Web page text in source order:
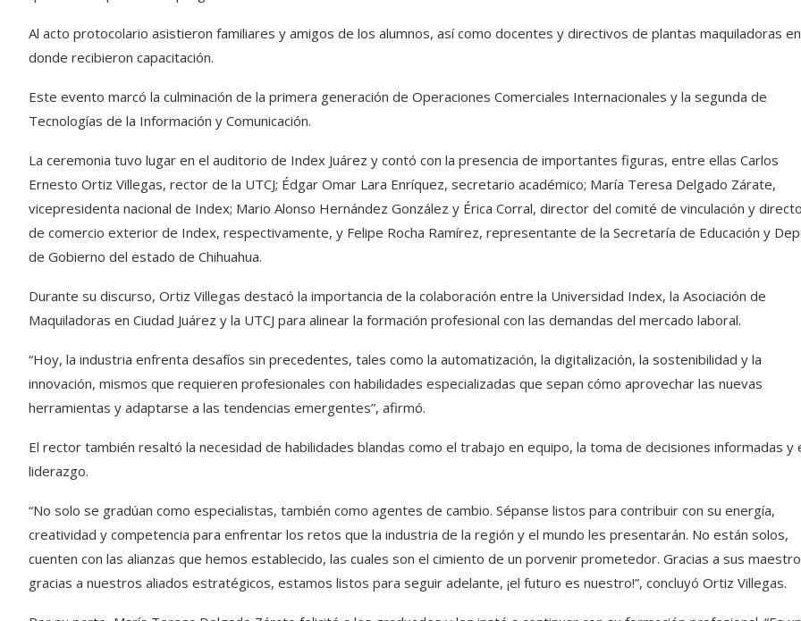
Al acto protocolario asistieron familiares y amigos de los alumnos, así como docentes y directivos de plantas maquiladoras en
donde recibieron capacitación.
Este evento marcó la culminación de la primera generación de Operaciones Comerciales Internacionales y la segunda de
Tecnologías de la Información y Comunicación.
La ceremonia tuvo lugar en el auditorio de Index Juárez y contó con la presencia de importantes figuras, entre ellas Carlos
Ernesto Ortiz Villegas, rector de la UTCJ; Édgar Omar Lara Enríquez, secretario académico; María Teresa Delgado Zárate,
vicepresidenta nacional de Index; Mario Alonso Hernández González y Érica Corral, director del comité de vinculación y
de comercio exterior de Index, respectivamente, y Felipe Rocha Ramírez, representante de la Secretaría de Educación y
de Gobierno del estado de Chihuahua.
Durante su discurso, Ortiz Villegas destacó la importancia de la colaboración entre la Universidad Index, la Asociación de
Maquiladoras en Ciudad Juárez y la UTCJ para alinear la formación profesional con las demandas del mercado laboral.
“Hoy, la industria enfrenta desafíos sin precedentes, tales como la automatización, la digitalización, la sostenibilidad y la
innovación, mismos que requieren profesionales con habilidades especializadas que sepan cómo aprovechar las nuevas
herramientas y adaptarse a las tendencias emergentes”, afirmó.
El rector también resaltó la necesidad de habilidades blandas como el trabajo en equipo, la toma de decisiones informadas y
liderazgo.
“No solo se gradúan como especialistas, también como agentes de cambio. Sépanse listos para contribuir con su energía,
creatividad y competencia para enfrentar los retos que la industria de la región y el mundo les presentarán. No están solos,
cuenten con las alianzas que hemos establecido, las cuales son el cimiento de un porvenir prometedor. Gracias a sus
gracias a nuestros aliados estratégicos, estamos listos para seguir adelante, ¡el futuro es nuestro!”, concluyó Ortiz Villegas.